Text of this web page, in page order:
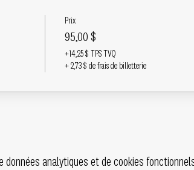
Prix
95,00 $
+14,25 $ TPS TVQ
+ 2,73 $ de frais de billetterie
données analytiques et de cookies